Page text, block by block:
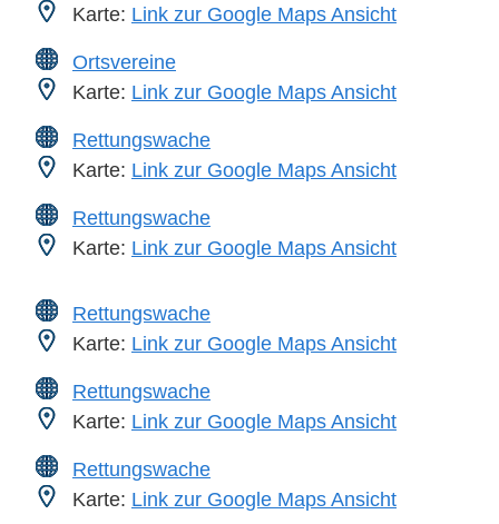
Karte: Link zur Google Maps Ansicht
Ortsvereine
Karte: Link zur Google Maps Ansicht
Rettungswache
Karte: Link zur Google Maps Ansicht
Rettungswache
Karte: Link zur Google Maps Ansicht
Rettungswache
Karte: Link zur Google Maps Ansicht
Rettungswache
Karte: Link zur Google Maps Ansicht
Rettungswache
Karte: Link zur Google Maps Ansicht